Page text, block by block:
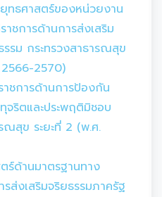
ทธศาสตร์ของหน่วยงาน
ชการด้านการส่งเสริม
รม กระทรวงสาธารณสุข
2566-2570)
ชการด้านการป้องกัน
จริตและประพฤติมิชอบ
ณสุข ระยะที่ 2 (พ.ศ.
ร์ด้านมาตรฐานทาง
รส่งเสริมจริยธรรมภาครัฐ